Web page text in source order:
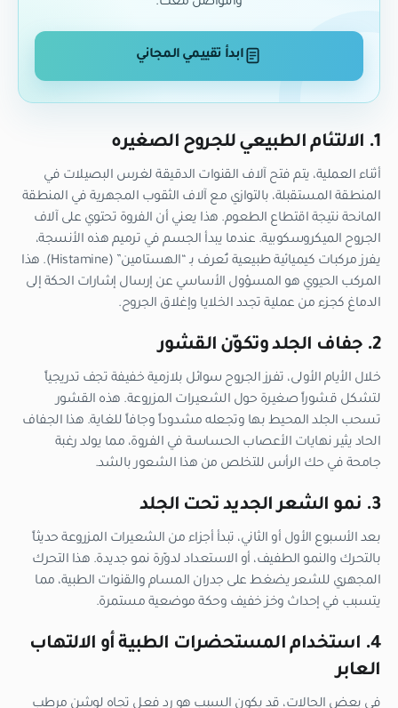
ابدأ تقييمي المجاني
1. الالتئام الطبيعي للجروح الصغيره
أثناء العملية، يتم فتح آلاف القنوات الدقيقة لغرس البصيلات في
المنطقة المستقبلة، بالتوازي مع آلاف الثقوب المجهرية في المنطقة
المانحة نتيجة اقتطاع الطعوم. هذا يعني أن الفروة تحتوي على آلاف
الجروح الميكروسكوبية. عندما يبدأ الجسم في ترميم هذه الأنسجة،
يفرز مركبات كيميائية طبيعية تُعرف بـ “الهستامين” (Histamine). هذا
المركب الحيوي هو المسؤول الأساسي عن إرسال إشارات الحكة إلى
الدماغ كجزء من عملية تجدد الخلايا وإغلاق الجروح.
2. جفاف الجلد وتكوّن القشور
خلال الأيام الأولى، تفرز الجروح سوائل بلازمية خفيفة تجف تدريجياً
لتشكل قشوراً صغيرة حول الشعيرات المزروعة. هذه القشور
تسحب الجلد المحيط بها وتجعله مشدوداً وجافاً للغاية. هذا الجفاف
الحاد يثير نهايات الأعصاب الحساسة في الفروة، مما يولد رغبة
جامحة في حك الرأس للتخلص من هذا الشعور بالشد.
3. نمو الشعر الجديد تحت الجلد
بعد الأسبوع الأول أو الثاني، تبدأ أجزاء من الشعيرات المزروعة حديثاً
بالتحرك والنمو الطفيف، أو الاستعداد لدوّرة نمو جديدة. هذا التحرك
المجهري للشعر يضغط على جدران المسام والقنوات الطبية، مما
يتسبب في إحداث وخز خفيف وحكة موضعية مستمرة.
4. استخدام المستحضرات الطبية أو الالتهاب
العابر
في بعض الحالات، قد يكون السبب هو رد فعل تجاه لوشن مرطب